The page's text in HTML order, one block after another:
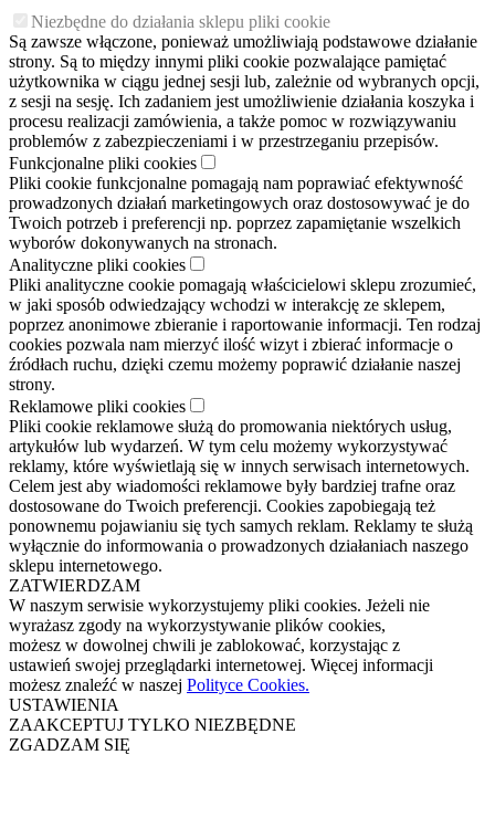
Niezbędne do działania sklepu pliki cookie
Są zawsze włączone, ponieważ umożliwiają podstawowe działanie
strony. Są to między innymi pliki cookie pozwalające pamiętać
użytkownika w ciągu jednej sesji lub, zależnie od wybranych opcji,
z sesji na sesję. Ich zadaniem jest umożliwienie działania koszyka i
procesu realizacji zamówienia, a także pomoc w rozwiązywaniu
problemów z zabezpieczeniami i w przestrzeganiu przepisów.
Funkcjonalne pliki cookies
Pliki cookie funkcjonalne pomagają nam poprawiać efektywność
prowadzonych działań marketingowych oraz dostosowywać je do
Twoich potrzeb i preferencji np. poprzez zapamiętanie wszelkich
wyborów dokonywanych na stronach.
Analityczne pliki cookies
Pliki analityczne cookie pomagają właścicielowi sklepu zrozumieć,
w jaki sposób odwiedzający wchodzi w interakcję ze sklepem,
poprzez anonimowe zbieranie i raportowanie informacji. Ten rodzaj
cookies pozwala nam mierzyć ilość wizyt i zbierać informacje o
źródłach ruchu, dzięki czemu możemy poprawić działanie naszej
strony.
Reklamowe pliki cookies
Pliki cookie reklamowe służą do promowania niektórych usług,
artykułów lub wydarzeń. W tym celu możemy wykorzystywać
reklamy, które wyświetlają się w innych serwisach internetowych.
Celem jest aby wiadomości reklamowe były bardziej trafne oraz
dostosowane do Twoich preferencji. Cookies zapobiegają też
ponownemu pojawianiu się tych samych reklam. Reklamy te służą
wyłącznie do informowania o prowadzonych działaniach naszego
sklepu internetowego.
ZATWIERDZAM
W naszym serwisie wykorzystujemy pliki cookies. Jeżeli nie
wyrażasz zgody na wykorzystywanie plików cookies,
możesz w dowolnej chwili je zablokować, korzystając z
ustawień swojej przeglądarki internetowej. Więcej informacji
możesz znaleźć w naszej Polityce Cookies.
USTAWIENIA
ZAAKCEPTUJ TYLKO NIEZBĘDNE
ZGADZAM SIĘ